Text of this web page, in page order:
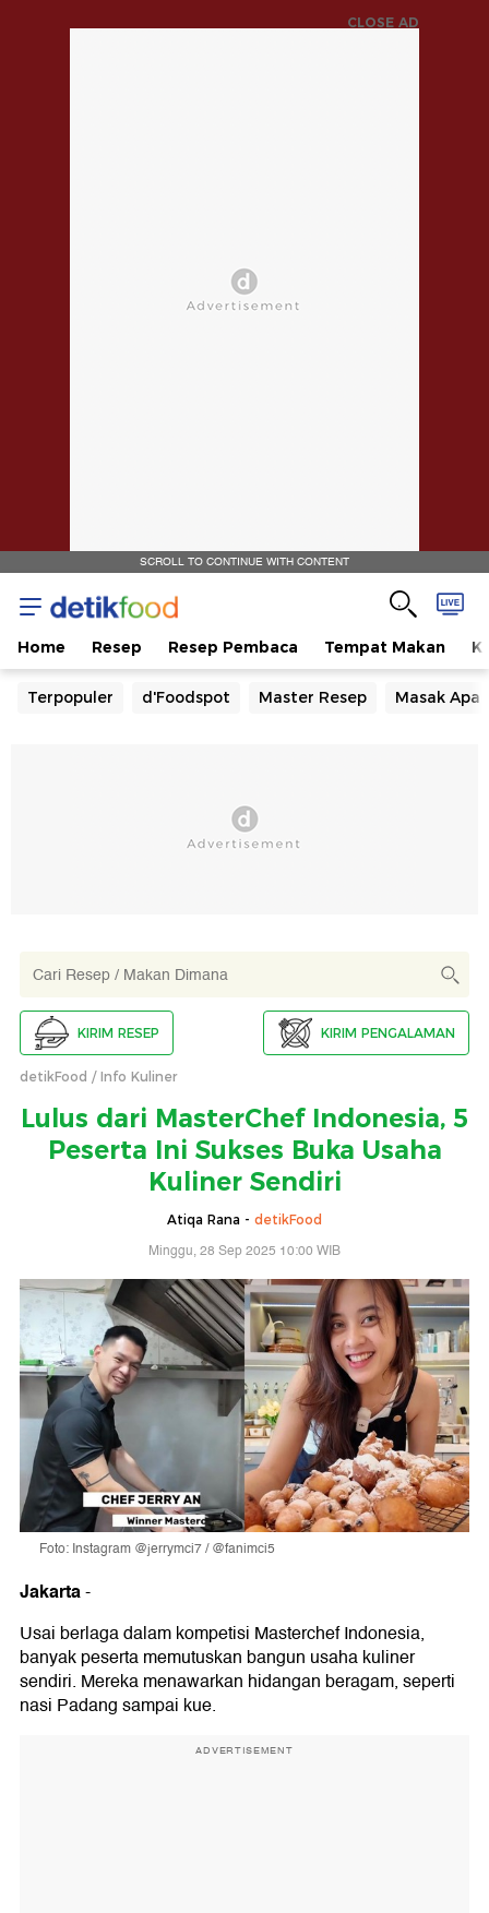
CLOSE AD
SCROLL TO CONTINUE WITH CONTENT
Home Resep Resep Pembaca Tempat Makan
Terpopuler d'Foodspot Master Resep Masak Apa
KIRIM RESEP KIRIM PENGALAMAN
detikFood Info Kuliner
Lulus dari MasterChef Indonesia, 5
Peserta Ini Sukses Buka Usaha
Kuliner Sendiri
Atiqa Rana - detikFood
Minggu, 28 Sep 2025 10:00 WIB
Foto: Instagram @jerrymci7 / @fanimci5
Jakarta-
Usai berlaga dalam kompetisi Masterchef Indonesia,
banyak peserta memutuskan bangun usaha kuliner
sendiri. Mereka menawarkan hidangan beragam, seperti
nasi Padang sampai kue.
ADVERTISEMENT